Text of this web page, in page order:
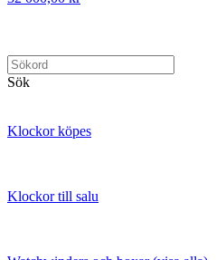
Sök
Klockor köpes
Klockor till salu